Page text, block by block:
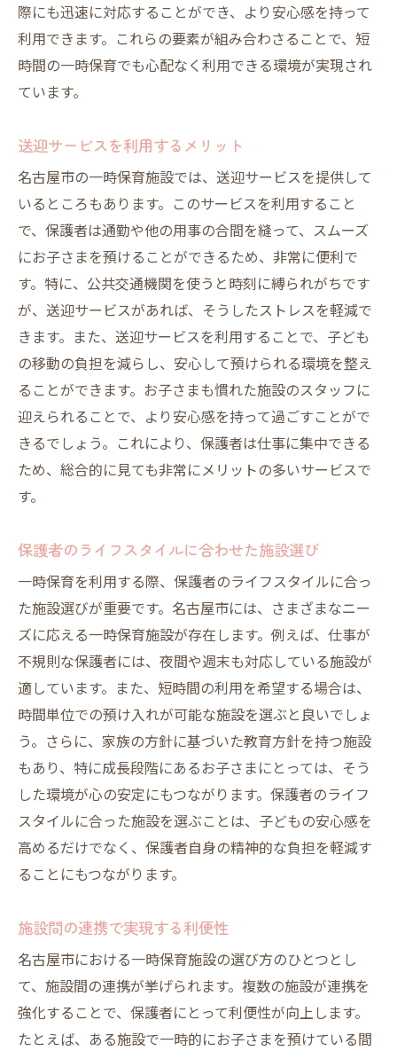
際にも迅速に対応することができ、より安心感を持って
利用できます。これらの要素が組み合わさることで、短
時間の一時保育でも心配なく利用できる環境が実現され
ています。
送迎サービスを利用するメリット
名古屋市の一時保育施設では、送迎サービスを提供して
いるところもあります。このサービスを利用すること
で、保護者は通勤や他の用事の合間を縫って、スムーズ
にお子さまを預けることができるため、非常に便利で
す。特に、公共交通機関を使うと時刻に縛られがちです
が、送迎サービスがあれば、そうしたストレスを軽減で
きます。また、送迎サービスを利用することで、子ども
の移動の負担を減らし、安心して預けられる環境を整え
ることができます。お子さまも慣れた施設のスタッフに
迎えられることで、より安心感を持って過ごすことがで
きるでしょう。これにより、保護者は仕事に集中できる
ため、総合的に見ても非常にメリットの多いサービスで
す。
保護者のライフスタイルに合わせた施設選び
一時保育を利用する際、保護者のライフスタイルに合っ
た施設選びが重要です。名古屋市には、さまざまなニー
ズに応える一時保育施設が存在します。例えば、仕事が
不規則な保護者には、夜間や週末も対応している施設が
適しています。また、短時間の利用を希望する場合は、
時間単位での預け入れが可能な施設を選ぶと良いでしょ
う。さらに、家族の方針に基づいた教育方針を持つ施設
もあり、特に成長段階にあるお子さまにとっては、そう
した環境が心の安定にもつながります。保護者のライフ
スタイルに合った施設を選ぶことは、子どもの安心感を
高めるだけでなく、保護者自身の精神的な負担を軽減す
ることにもつながります。
施設間の連携で実現する利便性
名古屋市における一時保育施設の選び方のひとつとし
て、施設間の連携が挙げられます。複数の施設が連携を
強化することで、保護者にとって利便性が向上します。
たとえば、ある施設で一時的にお子さまを預けている間